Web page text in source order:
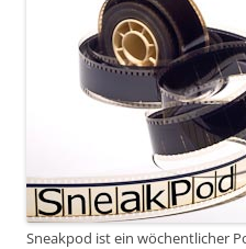
Sneakpod ist ein wöchentlicher